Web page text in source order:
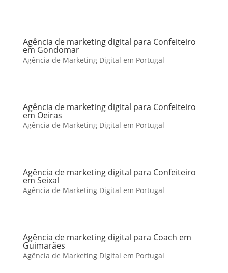
Agência de marketing digital para Confeiteiro
em Gondomar
Agência de Marketing Digital em Portugal
Agência de marketing digital para Confeiteiro
em Oeiras
Agência de Marketing Digital em Portugal
Agência de marketing digital para Confeiteiro
em Seixal
Agência de Marketing Digital em Portugal
Agência de marketing digital para Coach em
Guimarães
Agência de Marketing Digital em Portugal